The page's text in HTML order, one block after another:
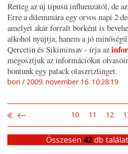
Retteg az új típusú influenzától, de
Erre a dilemmára egy orvos napi 2
amelyet akár forralt borként is
alkohol nyújtja, hanem a jó
Qercetin és Sikiminsav - írja az
megosztjuk az információkat
bontunk egy palack olaszrizlinget.
bori 2009. november 16. 10:28:19
10 11 12
Összesen 42db